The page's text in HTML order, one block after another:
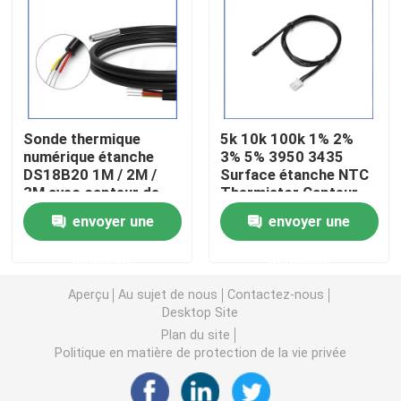
Puce de chauffage PTC
Thermistors NTC
Thermistance de SMD NTC
Le thermistore NTC de puissance
Varistance CMS
Sonde thermique
numérique étanche
DS18B20 1M / 2M /
3M avec capteur de
température et
connecteur
XH2.54mm-3P pour
envoyer une
5k 10k 100k 1% 2%
3% 5% 3950 3435
Surface étanche NTC
Thermistor Capteur
de température pour
véhicule automobile
envoyer une
Aperçu Au sujet de nous
Contactez-nous
Desktop Site
Plan du site
Politique en matière de protection de la vie privée